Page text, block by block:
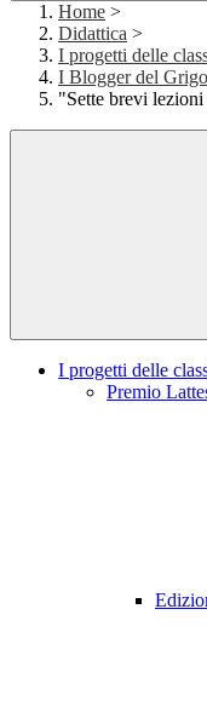
Home >
Didattica >
I progetti delle
I Blogger del
"Sette brevi
I progetti delle
Premio